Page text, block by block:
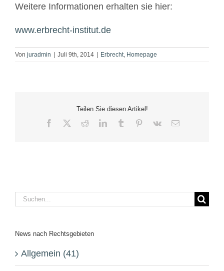
Weitere Informationen erhalten sie hier:
www.erbrecht-institut.de
Von juradmin | Juli 9th, 2014 | Erbrecht Homepage
Teilen Sie diesen Artikel!
Facebook RedditLinkedInTumblr Pinterest
Vk
E-
Suche
News nach Rechtsgebieten
Allgemein (41)